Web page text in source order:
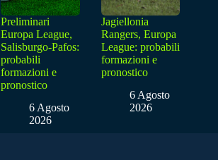
Preliminari
Europa League,
Salisburgo-Pafos:
probabili
formazioni e
pronostico
6 Agosto
2026
Jagiellonia
Rangers, Europa
League: probabili
formazioni e
pronostico
6 Agosto
2026